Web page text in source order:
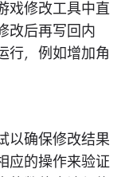
戏修改工具中直
改后再写回内
行，例如增加角
以确保修改结果
应的操作来验证